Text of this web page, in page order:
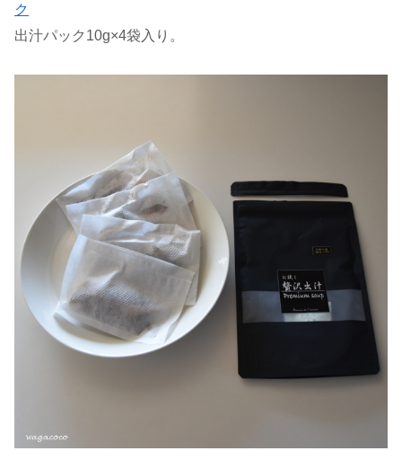
ク
出汁パック10g×4袋入り。